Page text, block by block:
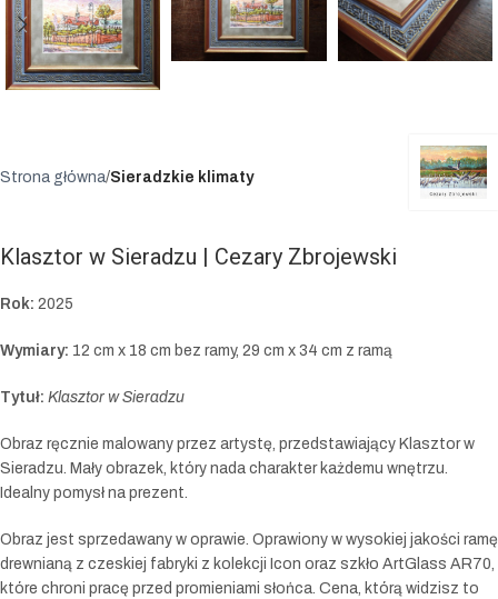
Strona główna Sieradzkie klimaty
Klasztor w Sieradzu | Cezary Zbrojewski
Rok: 2025
Wymiary: 12 cm x 18 cm bez ramy, 29 cm x 34 cm z ramą
Tytuł: Klasztor w Sieradzu
Obraz ręcznie malowany przez artystę, przedstawiający Klasztor w
Sieradzu. Mały obrazek, który nada charakter każdemu wnętrzu.
Idealny pomysł na prezent.
Obraz jest sprzedawany w oprawie. Oprawiony w wysokiej jakości ramę
drewnianą z czeskiej fabryki z kolekcji Icon oraz szkło ArtGlass AR70,
które chroni pracę przed promieniami słońca. Cena, którą widzisz to